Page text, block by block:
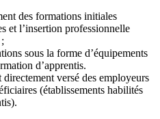
des formations initiales
et l’insertion professionnelle
sous la forme d’équipements
d’apprentis.
directement versé des employeurs
(établissements habilités